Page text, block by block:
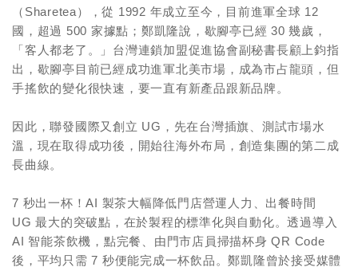
（Sharetea），從 1992 年成立至今，目前進軍全球 12
國，超過 500 家據點；鄭凱隆說，歇腳亭已經 30 幾歲，
「客人都老了。」台灣連鎖加盟促進協會副秘書長顧上鈞指
出，歇腳亭目前已經成功進軍北美市場，成為市占龍頭，但
手搖飲的變化很快速，要一直有新產品跟新品牌。
因此，聯發國際又創立 UG，先在台灣插旗、測試市場水
溫，現在取得成功後，開始往海外布局，創造集團的第二成
長曲線。
7 秒出一杯！AI 製茶大幅降低門店營運人力、出餐時間
UG 最大的突破點，在於製程的標準化與自動化。透過導入
AI 智能茶飲機，點完餐、由門市店員掃描杯身 QR Code
後，平均只需 7 秒便能完成一杯飲品。鄭凱隆曾於接受媒體